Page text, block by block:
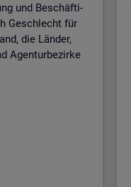
und Be­schäf­ti­
Ge­schlecht für
die Län­der,
Agen­tur­be­zir­ke